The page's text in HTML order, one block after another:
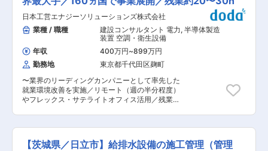
め、年次に関係なく1000万円以上を目指せる環
境がございます！ 変更の範囲：会社の定める業務
部門へ依頼するためCAD経験不問 一気通貫で顧
客と一緒に考えながら取り組んでいただくため、
裁量と自由度が高く、自分の考えを反映させなが
ら顧客提案や施工管理をしたい方はやりがいを感
じていただきやすいです！ ■入社後 1〜3か月間
は、営業所の教育担当の現場に同席をいただきな
がら、当社の業務内容について理解を深めていた
だき、独り立ちできるようにサポートをさせてい
ただいております！ ＼当社で働く魅力♪／ （1）
ライフプランに併せた働き方を実現できる！ 原則
転勤はございません！出張も年平均1回ありませ
もしているため、ライフプランに併せた働き方が
可能です！ （2）自由度の高い業務と高い報酬形
身の考えを反映した施工管理ができる自由度があ
立ち、「どうつくるか」「どう動かし続けるか」
を考え、大手工場の「水・空気・電気」の設備設
計、工程管理、メンテナンスを一気通貫でサービ
スを提供しております！ ■お任せすること 既存
顧客に対して給排水設備・空調設備の新築・改
修・メンテナンスなどの案件を企画から施工管理
まで一貫して担当していただきます！ 「お客様と
直接やり取りしながら提案し最後まで関わりた
い」「元請企業でより大きな裁量を持ちたい」方
へおすすめです！ 《具体的には…》 担当してる既
存顧客に対して、ヒアリング(納期・希望設備・予
算などのニーズを聞き提案)⇒設計⇒積算⇒施工管
から施工管理まで一気通貫で取り組んでいただく
日本工営エナジーソリューションズ株式会社
業種 / 職種
建設コンサルタント 電力, 半導体製造
装置 空調・衛生設備
年収
400万円~899万円
勤務地
東京都千代田区麹町
〜業界のリーディングカンパニーとして率先した
就業環境改善を実施／リモート（週の半分程度）
やフレックス・サテライトオフィス活用／残業
ける機械設備の整備に関する調査、計画、設計及
び施工監理を担当します。分野としては以下とな
ります。 ・国内・海外におけるダム・河川管理施
【茨城県／日立市】給排水設備の施工管理（管理